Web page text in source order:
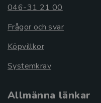
046-31 21 00
Frågor och svar
Köpvillkor
Systemkrav
Allmänna länkar